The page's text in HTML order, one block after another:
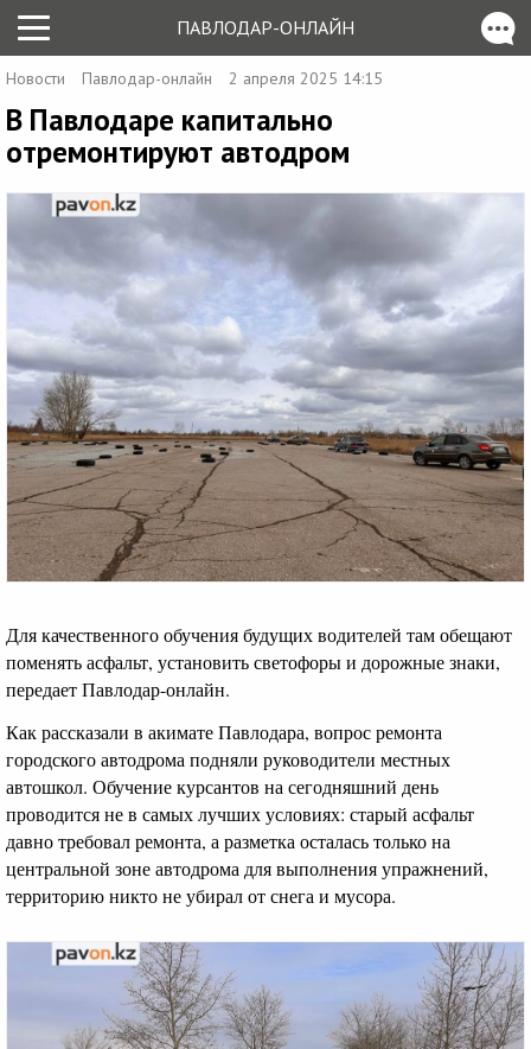
ПАВЛОДАР-ОНЛАЙН
Новости Павлодар-онлайн 2 апреля 2025 14:15
В Павлодаре капитально
отремонтируют автодром
Для качественного обучения будущих водителей там обещают
поменять асфальт, установить светофоры и дорожные знаки,
передает Павлодар-онлайн.
Как рассказали в акимате Павлодара, вопрос ремонта
городского автодрома подняли руководители местных
автошкол. Обучение курсантов на сегодняшний день
проводится не в самых лучших условиях: старый асфальт
давно требовал ремонта, а разметка осталась только на
центральной зоне автодрома для выполнения упражнений,
территорию никто не убирал от снега и мусора.